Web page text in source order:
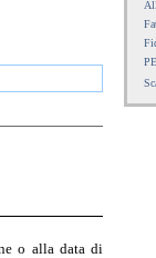
o alla data di